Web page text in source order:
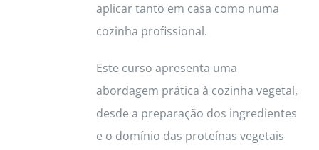
aplicar tanto em casa como numa
cozinha profissional.
Este curso apresenta uma
abordagem prática à cozinha vegetal,
desde a preparação dos ingredientes
e o domínio das proteínas vegetais